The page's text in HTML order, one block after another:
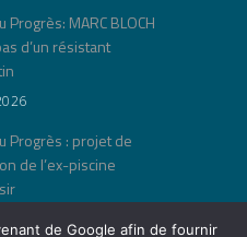
Progrès: MARC BLOCH
d’un résistant
Progrès : projet de
de l’ex-piscine
de Google afin de fournir